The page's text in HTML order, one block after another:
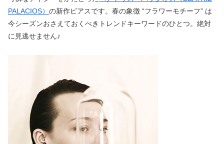
PALACIOS） の新作ピアスです。春の象徴 “フラワーモチーフ” は
今シーズンおさえておくべきトレンドキーワードのひとつ。絶対
に見逃せません♪